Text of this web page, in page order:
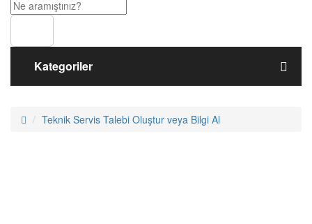
Kategoriler
Teknik Servis Talebi Oluştur veya Bilgi Al